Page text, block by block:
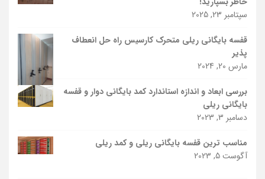
سپتامبر 23, 2025
قفسه بایگانی ریلی متحرک کارسیس راه حل انعطاف
پذیر
مارس 20, 2024
بررسی ابعاد و اندازه استاندارد کمد بایگانی دوار و قفسه
بایگانی ریلی
دسامبر 3, 2023
مناسب ترین قفسه بایگانی ریلی و کمد ریلی
آگوست 5, 2023